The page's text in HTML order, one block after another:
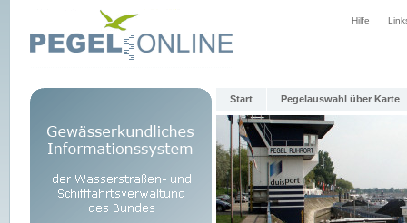
Hilfe
Start Pegelauswahl über Karte